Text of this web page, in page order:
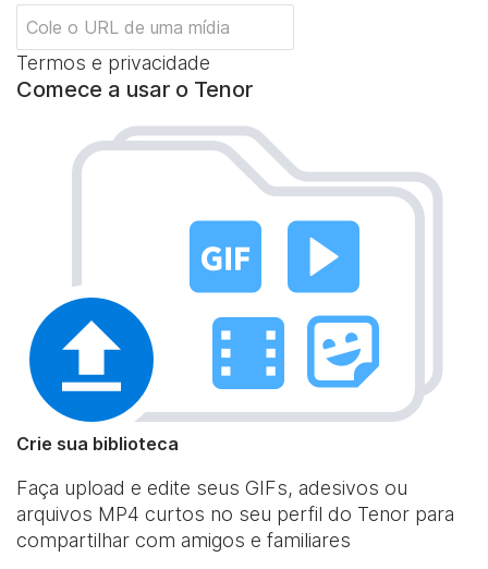
Termos e privacidade
Comece a usar o Tenor
Crie sua biblioteca
Faça upload e edite seus GIFs, adesivos ou
arquivos MP4 curtos no seu perfil do Tenor para
compartilhar com amigos e familiares